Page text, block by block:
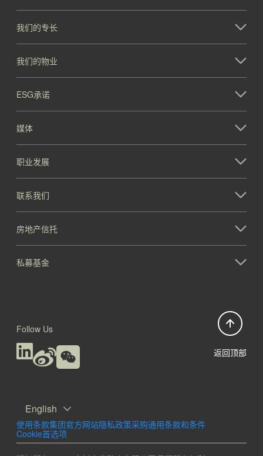
我们的专长
我们的物业
ESG承诺
媒体
职业发展
联系我们
房地产信托
私募基金
返回顶部
English
使用条款集团官方网站隐私政策采购通用条款和条件
Cookie首选项
Follow Us